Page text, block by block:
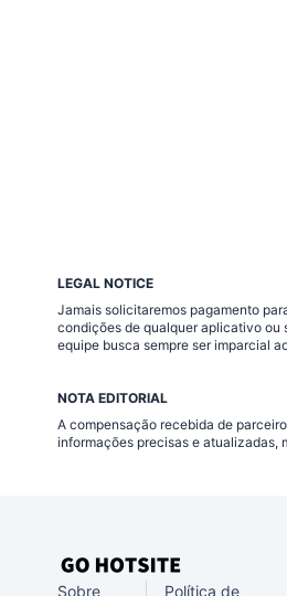
LEGAL NOTICE
Jamais solicitaremos pagamento
condições de qualquer aplicativo ou
equipe busca sempre ser imparcial
NOTA EDITORIAL
A compensação recebida de
informações precisas e atualizadas,
Sobre Política de